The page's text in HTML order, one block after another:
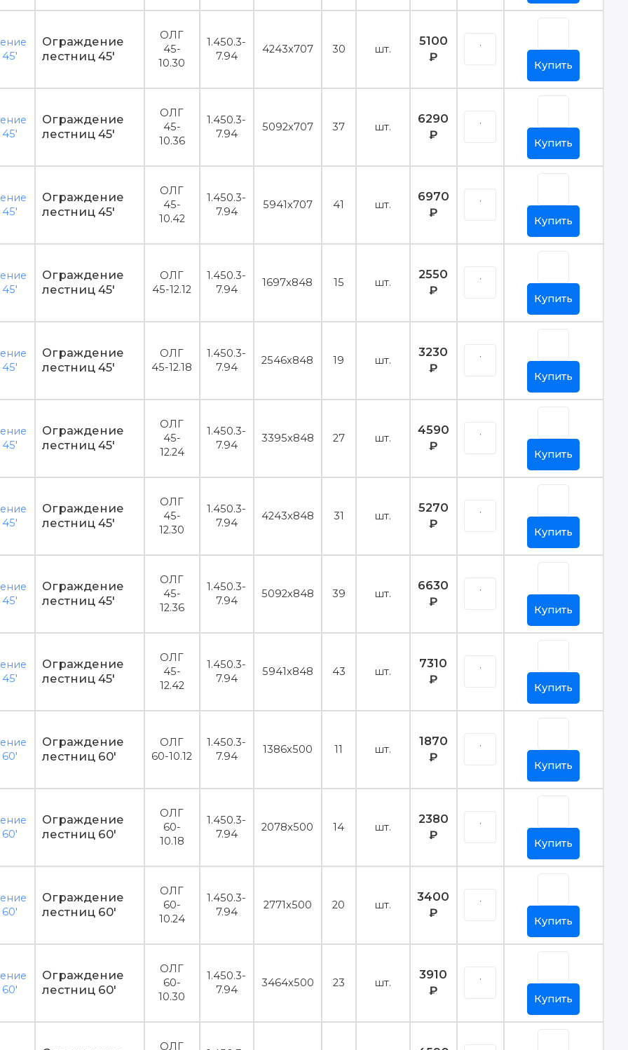
Ограждение
лестниц 45'
ОЛГ
45-
10.30
1.450.3-
7.94
4243x707 30 шт.
5100
₽
Купить
Ограждение
лестниц 45'
ОЛГ
45-
10.36
1.450.3-
7.94
5092x707 37 шт.
6290
₽
Купить
Ограждение
лестниц 45'
ОЛГ
45-
10.42
1.450.3-
7.94
5941x707 41 шт.
6970
₽
Купить
Ограждение
лестниц 45'
ОЛГ
45-12.12
1.450.3-
7.94
1697x848 15 шт.
2550
₽
Купить
Ограждение
лестниц 45'
ОЛГ
45-12.18
1.450.3-
7.94
2546x848 19 шт.
3230
₽
Купить
Ограждение
лестниц 45'
ОЛГ
45-
12.24
1.450.3-
7.94
3395x848 27 шт.
4590
₽
Купить
Ограждение
лестниц 45'
ОЛГ
45-
12.30
1.450.3-
7.94
4243x848 31 шт.
5270
₽
Купить
Ограждение
лестниц 45'
ОЛГ
45-
12.36
1.450.3-
7.94
5092x848 39 шт.
6630
₽
Купить
Ограждение
лестниц 45'
ОЛГ
45-
12.42
1.450.3-
7.94
5941x848 43 шт.
7310
₽
Купить
Ограждение
лестниц 60'
ОЛГ
60-10.12
1.450.3-
7.94
1386x500 11 шт.
1870
₽
Купить
Ограждение
лестниц 60'
ОЛГ
60-
10.18
1.450.3-
7.94
2078x500 14 шт.
2380
₽
Купить
Ограждение
лестниц 60'
ОЛГ
60-
10.24
1.450.3-
7.94
2771x500 20 шт.
3400
₽
Купить
Ограждение
лестниц 60'
ОЛГ
60-
10.30
1.450.3-
7.94
3464x500 23 шт.
3910
₽
Купить
ОЛГ